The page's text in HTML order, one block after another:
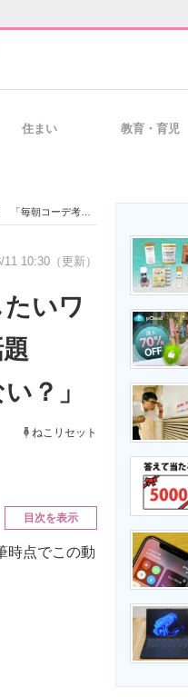
経営リーダーのコミュニティ
製造業のIT導入・活用を支援
エネルギーの専門メディア
住まい 教育・育児
めんどくさくない？」
11 10:30（更新）
いワ
題
？」
ねこリセット
目次を表示
時点でこの動